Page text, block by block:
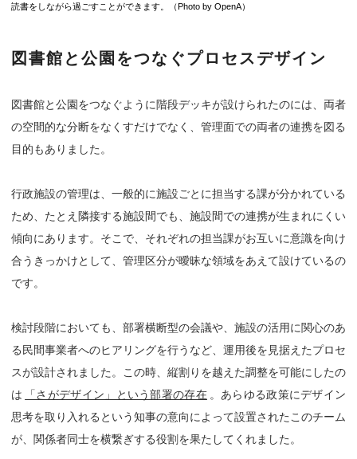
読書をしながら過ごすことができます。（Photo by OpenA）
図書館と公園をつなぐプロセスデザイン
図書館と公園をつなぐように階段デッキが設けられたのには、両者
の空間的な分断をなくすだけでなく、管理面での両者の連携を図る
目的もありました。
行政施設の管理は、一般的に施設ごとに担当する課が分かれている
ため、たとえ隣接する施設間でも、施設間での連携が生まれにくい
傾向にあります。そこで、それぞれの担当課がお互いに意識を向け
合うきっかけとして、管理区分が曖昧な領域をあえて設けているの
です。
検討段階においても、部署横断型の会議や、施設の活用に関心のあ
る民間事業者へのヒアリングを行うなど、運用後を見据えたプロセ
スが設計されました。この時、縦割りを越えた調整を可能にしたの
は
「さがデザイン」という部署の存在 。あらゆる政策にデザイン
思考を取り入れるという知事の意向によって設置されたこのチーム
が、関係者同士を横繋ぎする役割を果たしてくれました。